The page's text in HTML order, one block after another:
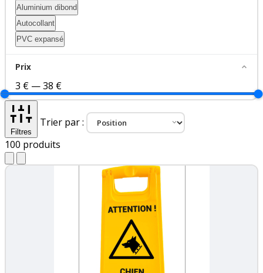
Aluminium dibond
Autocollant
PVC expansé
Prix
3 € — 38 €
Filtres
Trier par :
100 produits